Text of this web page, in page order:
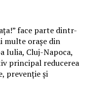
face parte dintr-
multe orașe din
Iulia, Cluj-Napoca,
principal reducerea
prevenție și